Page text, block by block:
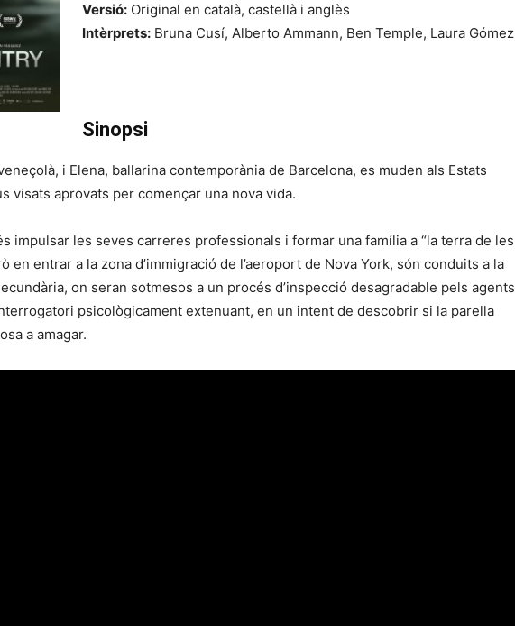
Versió: Original en català, castellà i anglès
Intèrprets: Bruna Cusí, Alberto Ammann, Ben Temple, Laura Gómez
Sinopsi
i Elena, ballarina contemporània de Barcelona, es muden als Estats
visats aprovats per començar una nova vida.
impulsar les seves carreres professionals i formar una família a “la terra de les
en entrar a la zona d’immigració de l’aeroport de Nova York, són conduits a la
on seran sotmesos a un procés d’inspecció desagradable pels agents
psicològicament extenuant, en un intent de descobrir si la parella
a amagar.